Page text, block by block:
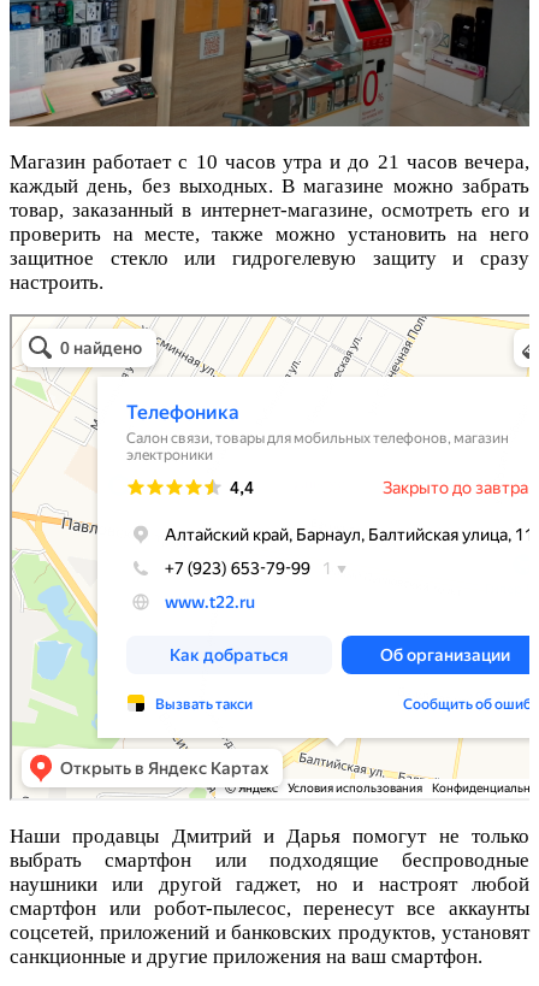
Магазин работает с 10 часов утра и до 21 часов вечера,
каждый день, без выходных. В магазине можно забрать
товар, заказанный в интернет-магазине, осмотреть его и
проверить на месте, также можно установить на него
защитное стекло или гидрогелевую защиту и сразу
настроить.
Телефоника
Салон связи в Барнауле
Наши продавцы Дмитрий и Дарья помогут не только
выбрать смартфон или подходящие беспроводные
наушники или другой гаджет, но и настроят любой
смартфон или робот-пылесос, перенесут все аккаунты
соцсетей, приложений и банковских продуктов, установят
санкционные и другие приложения на ваш смартфон.